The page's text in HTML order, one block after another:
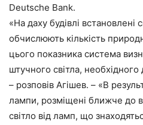
Deutsche Bank.
«На даху будівлі встановлені
обчислюють кількість
цього показника система
штучного світла,
– розповів Агішев. – «В
лампи, розміщені ближче до
світло від ламп, що